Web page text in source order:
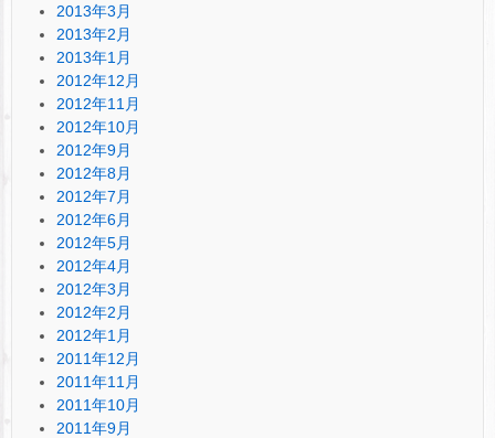
2013年3月
2013年2月
2013年1月
2012年12月
2012年11月
2012年10月
2012年9月
2012年8月
2012年7月
2012年6月
2012年5月
2012年4月
2012年3月
2012年2月
2012年1月
2011年12月
2011年11月
2011年10月
2011年9月